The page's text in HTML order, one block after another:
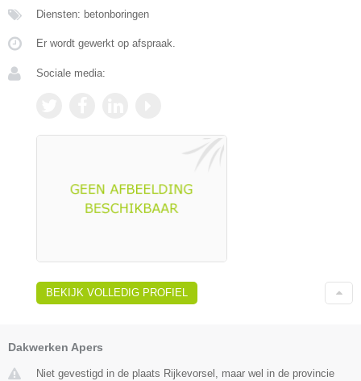
Diensten: betonboringen
Er wordt gewerkt op afspraak.
Sociale media:
BEKIJK VOLLEDIG PROFIEL
Dakwerken Apers
Niet gevestigd in de plaats Rijkevorsel, maar wel in de provincie